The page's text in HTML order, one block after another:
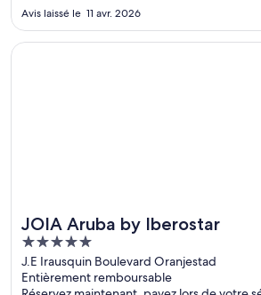
Avis laissé le 11 avr. 2026
JOIA Aruba by Iberostar
5
out
of
J.E Irausquin Boulevard Oranjestad
Entièrement remboursable
S’ouvre dans une nouvelle fenêtre
JOIA Aruba by Iberostar